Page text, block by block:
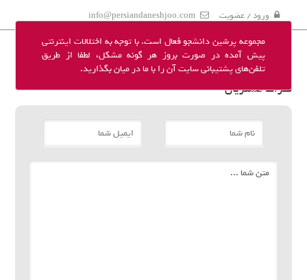
مجموعه پرشین دانشجو فعال است. با توجه به اختلالات اینترنتی
پیش آمده در صورت بروز هر گونه مشکل، لطفا از طریق
تلفن‌های پشتیبانی سایت آن را با ما در میان بگذارید.
ورود / عضویت info@persiandaneshjoo.com
نظرات مشتریان